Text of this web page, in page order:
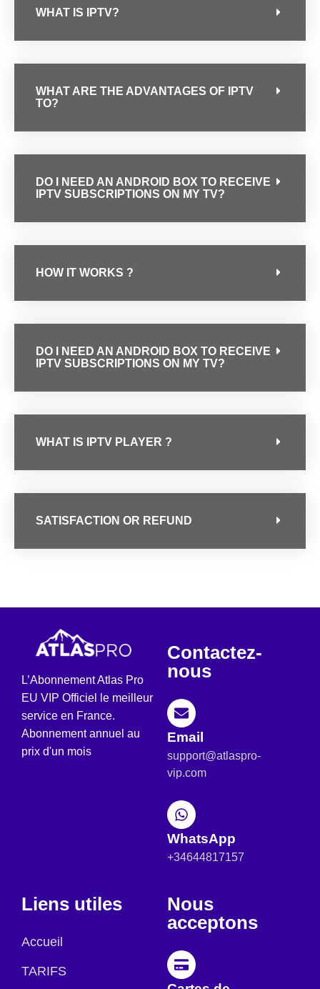
WHAT IS IPTV?
WHAT ARE THE ADVANTAGES OF IPTV
TO?
DO I NEED AN ANDROID BOX TO RECEIVE
IPTV SUBSCRIPTIONS ON MY TV?
HOW IT WORKS ?
DO I NEED AN ANDROID BOX TO RECEIVE
IPTV SUBSCRIPTIONS ON MY TV?
WHAT IS IPTV PLAYER ?
SATISFACTION OR REFUND
L’Abonnement Atlas Pro
EU VIP Officiel le meilleur
service en France.
Abonnement annuel au
prix d'un mois
Contactez-
nous
Email
support@atlaspro-
vip.com
WhatsApp
+34644817157
Liens utiles
Accueil
TARIFS
Nous
acceptons